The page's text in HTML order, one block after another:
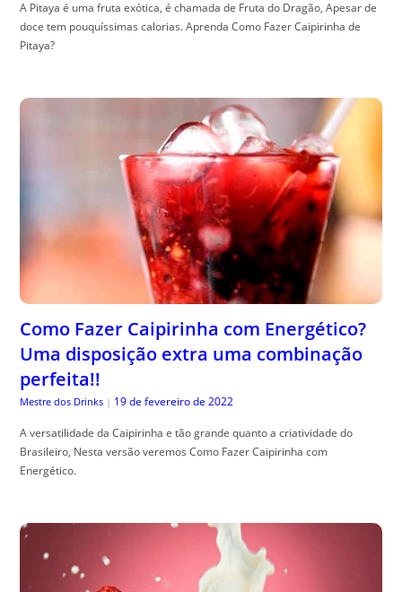
A Pitaya é uma fruta exótica, é chamada de Fruta do Dragão, Apesar de
doce tem pouquíssimas calorias. Aprenda Como Fazer Caipirinha de
Pitaya?
Como Fazer Caipirinha com Energético?
Uma disposição extra uma combinação
perfeita!!
Mestre dos Drinks | 19 de fevereiro de 2022
A versatilidade da Caipirinha e tão grande quanto a criatividade do
Brasileiro, Nesta versão veremos Como Fazer Caipirinha com
Energético.